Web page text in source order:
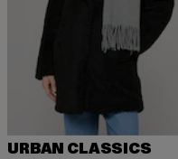
URBAN CLASSICS